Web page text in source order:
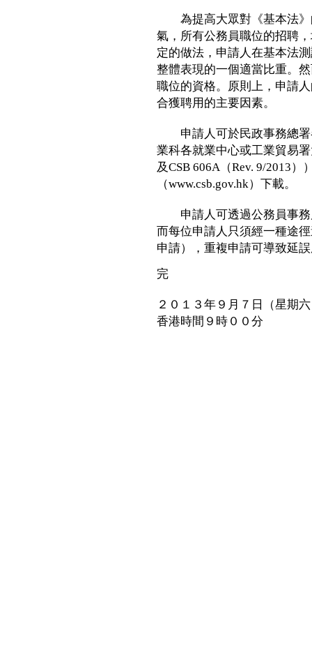
為提高大眾對《基本法》
氣，所有公務員職位的招聘
定的做法，申請人在基本法
整體表現的一個適當比重。
職位的資格。原則上，申請
合獲聘用的主要因素。
申請人可於民政事務總署
業科各就業中心或工業貿易
及CSB 606A（Rev. 9/2013
（www.csb.gov.hk）下載。
申請人可透過公務員事務
而每位申請人只須經一種途
申請），重複申請可導致延
完
２０１３年９月７日（星期
香港時間９時００分